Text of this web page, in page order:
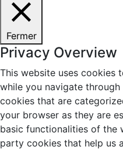
Fermer
Privacy Overview
This website uses cookies
while you navigate
cookies that are
your browser as they are
basic functionalities of the
party cookies that help us